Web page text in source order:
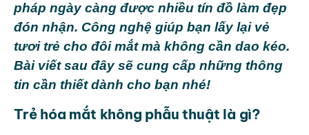
pháp ngày càng được nhiều tín đồ làm đẹp
đón nhận. Công nghệ giúp bạn lấy lại vẻ
tươi trẻ cho đôi mắt mà không cần dao kéo.
Bài viết sau đây sẽ cung cấp những thông
tin cần thiết dành cho bạn nhé!
Trẻ hóa mắt không phẫu thuật là gì?